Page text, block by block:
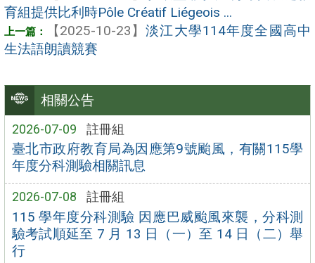
相關公告
2026-07-09 註冊組
臺北市政府教育局為因應第9號颱風，有關115學
年度分科測驗相關訊息
2026-07-08 註冊組
115 學年度分科測驗 因應巴威颱風來襲，分科測
驗考試順延至 7 月 13 日（一）至 14 日（二）舉
行
育組提供比利時Pôle Créatif Liégeois ...
【2025-10-23】 淡江大學114年度全國高中
生法語朗讀競賽